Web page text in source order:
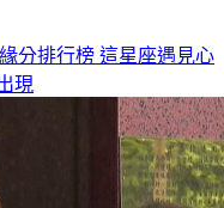
分排行榜 這星座遇見心
現